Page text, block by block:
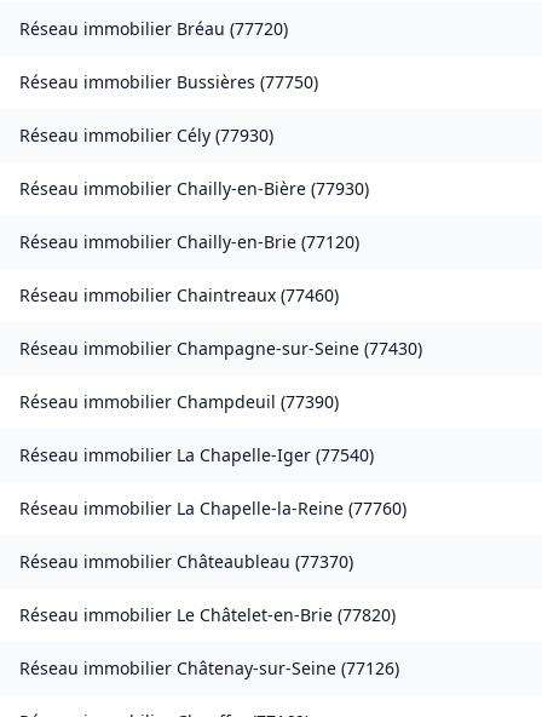
Réseau immobilier Bréau (77720)
Réseau immobilier Bussières (77750)
Réseau immobilier Cély (77930)
Réseau immobilier Chailly-en-Bière (77930)
Réseau immobilier Chailly-en-Brie (77120)
Réseau immobilier Chaintreaux (77460)
Réseau immobilier Champagne-sur-Seine (77430)
Réseau immobilier Champdeuil (77390)
Réseau immobilier La Chapelle-Iger (77540)
Réseau immobilier La Chapelle-la-Reine (77760)
Réseau immobilier Châteaubleau (77370)
Réseau immobilier Le Châtelet-en-Brie (77820)
Réseau immobilier Châtenay-sur-Seine (77126)